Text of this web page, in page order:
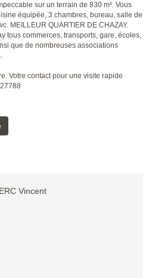
sur un terrain de 830 m². Vous
équipée, 3 chambres, bureau, salle de
MEILLEUR QUARTIER DE CHAZAY.
tous commerces, transports, gare, écoles,
que de nombreuses associations
Votre contact pour une visite rapide